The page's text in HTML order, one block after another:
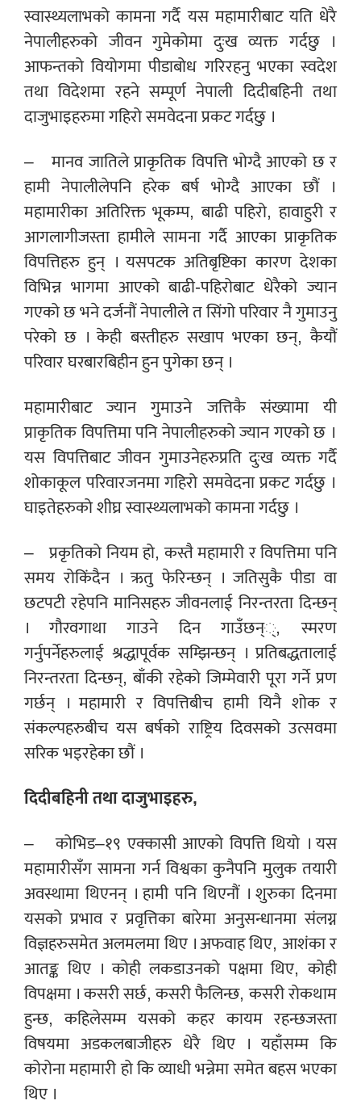
स्वास्थ्यलाभको कामना गर्दै यस महामारीबाट यति धेरै
नेपालीहरुको जीवन गुमेकोमा दुःख व्यक्त गर्दछु ।
आफन्तको वियोगमा पीडाबोध गरिरहनु भएका स्वदेश
तथा विदेशमा रहने सम्पूर्ण नेपाली दिदीबहिनी तथा
दाजुभाइहरुमा गहिरो समवेदना प्रकट गर्दछु ।
– मानव जातिले प्राकृतिक विपत्ति भोग्दै आएको छ र
हामी नेपालीलेपनि हरेक बर्ष भोग्दै आएका छौं ।
महामारीका अतिरिक्त भूकम्प, बाढी पहिरो, हावाहुरी र
आगलागीजस्ता हामीले सामना गर्दै आएका प्राकृतिक
विपत्तिहरु हुन् । यसपटक अतिबृष्टिका कारण देशका
विभिन्न भागमा आएको बाढी-पहिरोबाट धेरैको ज्यान
गएको छ भने दर्जनौं नेपालीले त सिंगो परिवार नै गुमाउनु
परेको छ । केही बस्तीहरु सखाप भएका छन्, कैयौं
परिवार घरबारबिहीन हुन पुगेका छन् ।
महामारीबाट ज्यान गुमाउने जत्तिकै संख्यामा यी
प्राकृतिक विपत्तिमा पनि नेपालीहरुको ज्यान गएको छ ।
यस विपत्तिबाट जीवन गुमाउनेहरुप्रति दुःख व्यक्त गर्दै
शोकाकूल परिवारजनमा गहिरो समवेदना प्रकट गर्दछु ।
घाइतेहरुको शीघ्र स्वास्थ्यलाभको कामना गर्दछु ।
– प्रकृतिको नियम हो, कस्तै महामारी र विपत्तिमा पनि
समय रोकिंदैन । ऋतु फेरिन्छन् । जतिसुकै पीडा वा
छटपटी रहेपनि मानिसहरु जीवनलाई निरन्तरता दिन्छन्
। गौरवगाथा गाउने दिन गाउँछन््, स्मरण
गर्नुपर्नेहरुलाई श्रद्धापूर्वक सम्झिन्छन् । प्रतिबद्धतालाई
निरन्तरता दिन्छन्, बाँकी रहेको जिम्मेवारी पूरा गर्ने प्रण
गर्छन् । महामारी र विपत्तिबीच हामी यिनै शोक र
संकल्पहरुबीच यस बर्षको राष्ट्रिय दिवसको उत्सवमा
सरिक भइरहेका छौं ।
दिदीबहिनी तथा दाजुभाइहरु,
– कोभिड–१९ एक्कासी आएको विपत्ति थियो । यस
महामारीसँग सामना गर्न विश्वका कुनैपनि मुलुक तयारी
अवस्थामा थिएनन् । हामी पनि थिएनौं । शुरुका दिनमा
यसको प्रभाव र प्रवृत्तिका बारेमा अनुसन्धानमा संलग्न
विज्ञहरुसमेत अलमलमा थिए । अफवाह थिए, आशंका र
आतङ्क थिए । कोही लकडाउनको पक्षमा थिए, कोही
विपक्षमा । कसरी सर्छ, कसरी फैलिन्छ, कसरी रोकथाम
हुन्छ, कहिलेसम्म यसको कहर कायम रहन्छजस्ता
विषयमा अडकलबाजीहरु धेरै थिए । यहाँसम्म कि
कोरोना महामारी हो कि व्याधी भन्नेमा समेत बहस भएका
थिए ।